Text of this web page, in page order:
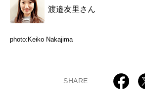
渡邉友里さん
photo:Keiko Nakajima
SHARE